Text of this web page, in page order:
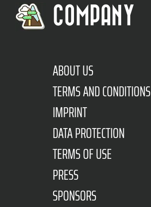
COMPANY
ABOUT US
TERMS AND CONDITIONS
IMPRINT
DATA PROTECTION
TERMS OF USE
PRESS
SPONSORS